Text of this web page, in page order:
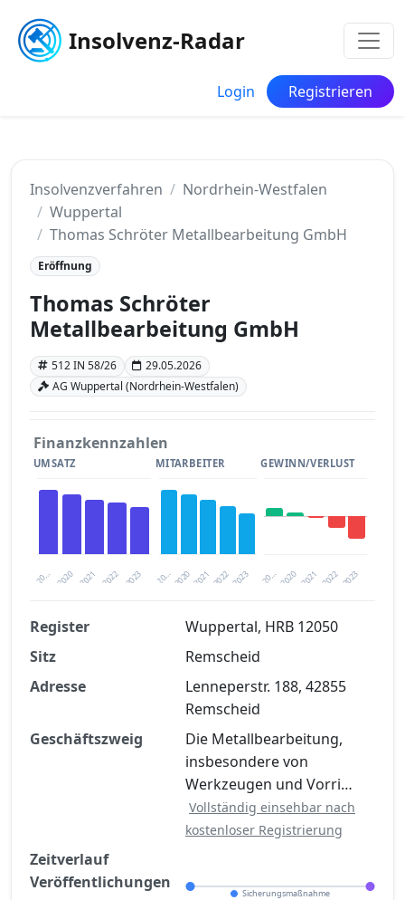
Insolvenz-Radar
Login Registrieren
Insolvenzverfahren
Nordrhein-Westfalen
Wuppertal
Thomas Schröter Metallbearbeitung GmbH
Eröffnung
Thomas Schröter
Metallbearbeitung GmbH
512 IN 58/26
29.05.2026
AG Wuppertal (Nordrhein-Westfalen)
Finanzkennzahlen
UMSATZ
20… 2021 2023
2020 2022
MITARBEITER
20… 2021 2023
2020 2022
GEWINN/VERLUST
20… 2021 2023
2020 2022
Finanzkennzahlen nach kostenloser
Registrierung verfügbar
Jetzt kostenlos registrieren
Register
Wuppertal, HRB 12050
Sitz
Remscheid
Adresse
Lenneperstr. 188, 42855
Remscheid
Geschäftszweig
Die Metallbearbeitung,
insbesondere von
Werkzeugen und Vorri…
Vollständig einsehbar nach
kostenloser Registrierung
Zeitverlauf
Veröffentlichungen
Sicherungsmaßnahme